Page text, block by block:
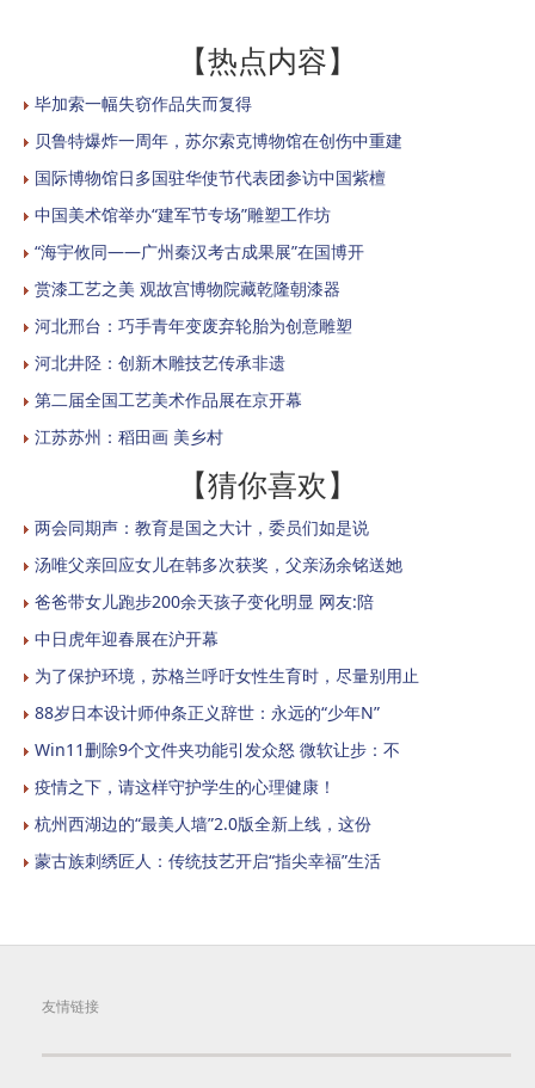
【热点内容】
毕加索一幅失窃作品失而复得
贝鲁特爆炸一周年，苏尔索克博物馆在创伤中重建
国际博物馆日多国驻华使节代表团参访中国紫檀
中国美术馆举办“建军节专场”雕塑工作坊
“海宇攸同——广州秦汉考古成果展”在国博开
赏漆工艺之美 观故宫博物院藏乾隆朝漆器
河北邢台：巧手青年变废弃轮胎为创意雕塑
河北井陉：创新木雕技艺传承非遗
第二届全国工艺美术作品展在京开幕
江苏苏州：稻田画 美乡村
【猜你喜欢】
两会同期声：教育是国之大计，委员们如是说
汤唯父亲回应女儿在韩多次获奖，父亲汤余铭送她
爸爸带女儿跑步200余天孩子变化明显 网友:陪
中日虎年迎春展在沪开幕
为了保护环境，苏格兰呼吁女性生育时，尽量别用止
88岁日本设计师仲条正义辞世：永远的“少年N”
Win11删除9个文件夹功能引发众怒 微软让步：不
疫情之下，请这样守护学生的心理健康！
杭州西湖边的“最美人墙”2.0版全新上线，这份
蒙古族刺绣匠人：传统技艺开启“指尖幸福”生活
友情链接